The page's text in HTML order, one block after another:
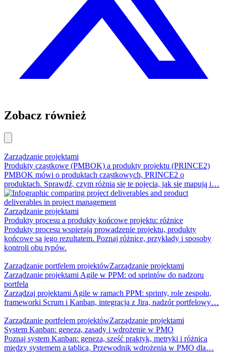
Zobacz również
Zarządzanie projektami
Produkty cząstkowe (PMBOK) a produkty projektu (PRINCE2)
PMBOK mówi o produktach cząstkowych, PRINCE2 o
produktach. Sprawdź, czym różnią się te pojęcia, jak się mapują i…
Zarządzanie projektami
Produkty procesu a produkty końcowe projektu: różnice
Produkty procesu wspierają prowadzenie projektu, produkty
końcowe są jego rezultatem. Poznaj różnice, przykłady i sposoby
kontroli obu typów.
Zarządzanie portfelem projektówZarządzanie projektami
Zarządzanie projektami Agile w PPM: od sprintów do nadzoru
portfela
Zarządzaj projektami Agile w ramach PPM: sprinty, role zespołu,
frameworki Scrum i Kanban, integracja z Jira, nadzór portfelowy…
Zarządzanie portfelem projektówZarządzanie projektami
System Kanban: geneza, zasady i wdrożenie w PMO
Poznaj system Kanban: geneza, sześć praktyk, metryki i różnica
między systemem a tablicą. Przewodnik wdrożenia w PMO dla…